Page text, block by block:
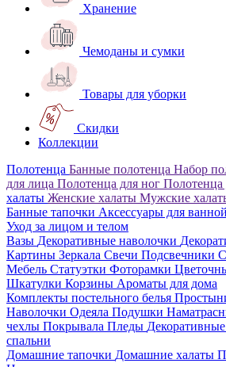
Хранение
Чемоданы и сумки
Товары для уборки
Скидки
Коллекции
Полотенца Банные полотенца Набор
для лица Полотенца для ног Полотенца
халаты Женские халаты Мужские
Банные тапочки Аксессуары для
Уход за лицом и телом
Вазы Декоративные наволочки
Картины Зеркала Свечи Подсвечники
Мебель Статуэтки Фоторамки
Шкатулки Корзины Ароматы для дома
Комплекты постельного белья
Наволочки Одеяла Подушки
чехлы Покрывала Пледы
спальни
Домашние тапочки Домашние халаты